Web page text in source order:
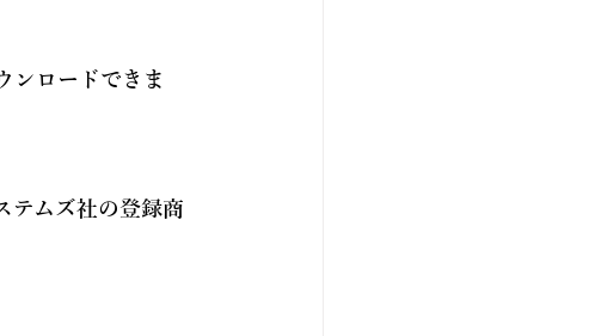
ンロードできま
テムズ社の登録商